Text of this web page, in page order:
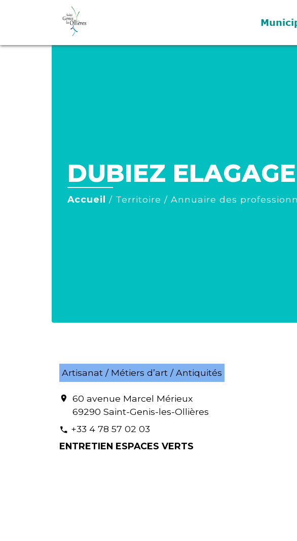
DUBIEZ ELAGAGE
Accueil / Territoire / Annuaire des
Artisanat / Métiers d’art / Antiquités
location_on
60 avenue Marcel Mérieux
69290 Saint-Genis-les-Ollières
phone +33 4 78 57 02 03
ENTRETIEN ESPACES VERTS